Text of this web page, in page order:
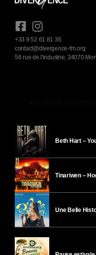
+33 9 52 61 81 36
contact@divergence-fm.org
56 rue de l'industrie, 34070
Beth Hart –
Tinariwen –
Une Belle